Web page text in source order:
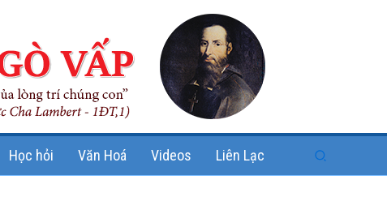
Học hỏi Văn Hoá Videos Liên Lạc Search